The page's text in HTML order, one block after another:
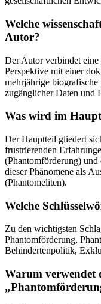
Welche
Autor?
Der Autor verbindet
Perspektive mit einer
mehrjährige
zugänglicher Daten und
Was wird im
Der Hauptteil gliedert
frustrierenden
(Phantomförderung)
dieser Phänomene als
(Phantomeliten).
Welche
Zu den wichtigsten
Phantomförderung,
Behindertenpolitik,
Warum verwendet